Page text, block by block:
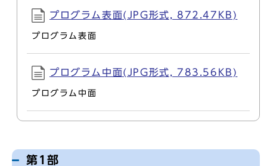
プログラム表面(JPG形式, 872.47KB)
プログラム表面
プログラム中面(JPG形式, 783.56KB)
プログラム中面
第1部